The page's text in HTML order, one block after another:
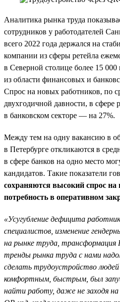
Аналитика рынка труда
сотрудников у работодателей
всего 2022 года держался на
компании из сферы ретейла
в Северной столице более 15 000
из области финансовых и
Спрос на новых работников, по
двухгодичной давности, в сфере
в банковском секторе — на 27%.
Между тем на одну вакансию в
в Петербурге откликаются в
в сфере банков на одно место
кандидатов. Такие показатели
сохраняются высокий спрос
потребность в оперативном
«Усугубление дефицита
специалистов, изменение
на рынке труда, трансформация
тренды рынка труда с нами
сделать трудоустройство
комфортным, быстрым, был
найти работу, даже не заходя